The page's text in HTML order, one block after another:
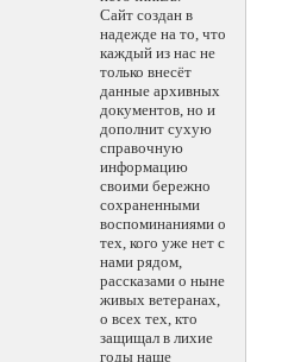
Сайт создан в
надежде на то, что
каждый из нас не
только внесёт
данные архивных
документов, но и
дополнит сухую
справочную
информацию
своими бережно
сохраненными
воспоминаниями о
тех, кого уже нет с
нами рядом,
рассказами о ныне
живых ветеранах,
о всех тех, кто
защищал в лихие
годы наше